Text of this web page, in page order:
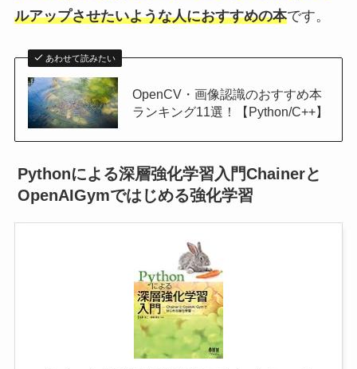
ルアップさせたいような人におすすめの本です。
あわせて読みたい
OpenCV・画像認識のおすすめ本
ランキング11選！【Python/C++】
Pythonによる深層強化学習入門Chainerと
OpenAIGymではじめる強化学習